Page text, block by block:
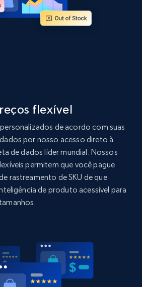
global dataset
Brand, Description, Initial
global dataset - Collects
category URL
Brand, Description, Initial
Reviews count, and
global dataset -
by keyword search
Brand, Description, Initial
flexível
de acordo com suas
por nosso acesso direto à
de dados líder mundial. Nossos
permitem que você pague
rastreamento de SKU de que
de produto acessível para